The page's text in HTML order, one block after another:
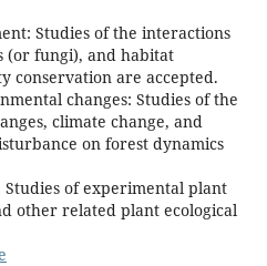
Studies of the interactions
(or fungi), and habitat
conservation are accepted.
changes: Studies of the
climate change, and
on forest dynamics
of experimental plant
other related plant ecological